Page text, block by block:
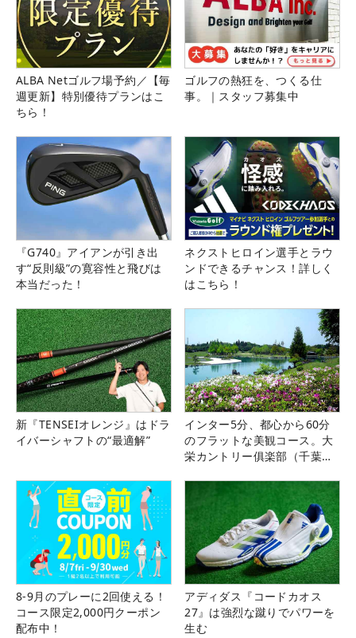
ALBA Netゴルフ場予約／【毎
週更新】特別優待プランはこ
ちら！
ゴルフの熱狂を、つくる仕
事。｜スタッフ募集中
『G740』アイアンが引き出
す“反則級”の寛容性と飛びは
本当だった！
ネクストヒロイン選手とラウ
ンドできるチャンス！詳しく
はこちら！
新『TENSEIオレンジ』はドラ
イバーシャフトの“最適解”
インター5分、都心から60分
のフラットな美観コース。大
栄カントリー俱楽部（千葉
8-9月のプレーに2回使える！
コース限定2,000円クーポン
配布中！
アディダス『コードカオス
27』は強烈な蹴りでパワーを
生む